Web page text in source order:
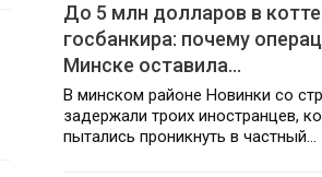
До 5 млн долларов в
госбанкира: почему
Минске оставила…
В минском районе Новинки со
задержали троих иностранцев,
пытались проникнуть в частный…